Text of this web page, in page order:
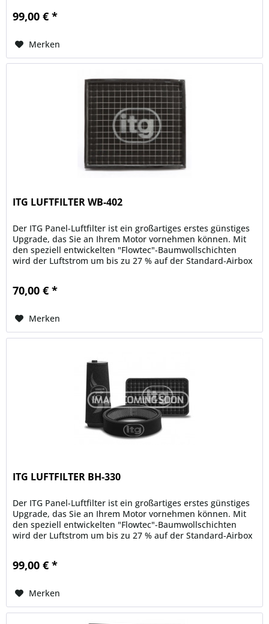
99,00 € *
Merken
ITG LUFTFILTER WB-402
Der ITG Panel-Luftfilter ist ein großartiges erstes günstiges
Upgrade, das Sie an Ihrem Motor vornehmen können. Mit
den speziell entwickelten "Flowtec"-Baumwollschichten
wird der Luftstrom um bis zu 27 % auf der Standard-Airbox
70,00 € *
Merken
ITG LUFTFILTER BH-330
Der ITG Panel-Luftfilter ist ein großartiges erstes günstiges
Upgrade, das Sie an Ihrem Motor vornehmen können. Mit
den speziell entwickelten "Flowtec"-Baumwollschichten
wird der Luftstrom um bis zu 27 % auf der Standard-Airbox
99,00 € *
Merken